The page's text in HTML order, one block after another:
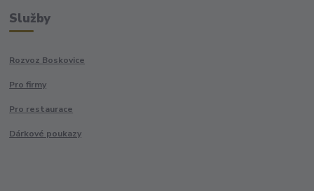
Služby
Rozvoz Boskovice
Pro firmy
Pro restaurace
Dárkové poukazy